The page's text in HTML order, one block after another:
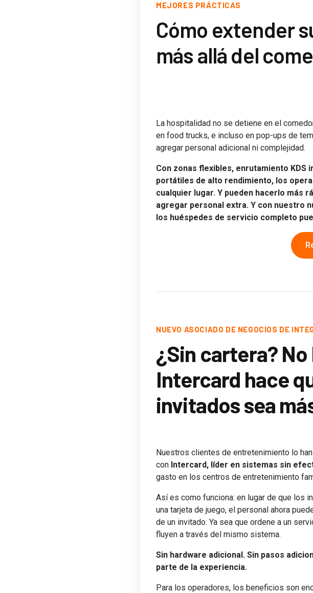
MEJORES PRÁCTICAS
Cómo extender
más allá del
La hospitalidad no se detiene en el
en food trucks, e incluso en pop-ups de
agregar personal adicional ni complejidad.
Con zonas flexibles, enrutamiento KDS
portátiles de alto rendimiento, los
cualquier lugar. Y pueden hacerlo más
agregar personal extra. Y con nuestro
los huéspedes de servicio completo
NUEVO ASOCIADO DE NEGOCIOS DE
¿Sin cartera? No
Intercard hace
invitados sea
Nuestros clientes de entretenimiento lo
con Intercard, líder en sistemas sin
gasto en los centros de entretenimiento
Así es como funciona: en lugar de que los
una tarjeta de juego, el personal ahora
de un invitado. Ya sea que ordene a un
fluyen a través del mismo sistema.
Sin hardware adicional. Sin pasos
parte de la experiencia.
Para los operadores, los beneficios son